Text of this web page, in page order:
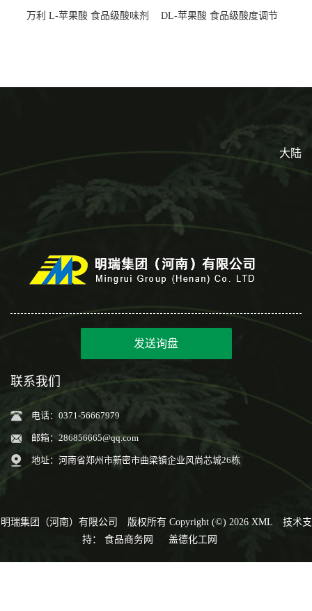
万利 L-苹果酸 食品级酸味剂
DL-苹果酸 食品级酸度调节
大陆
发送询盘
联系我们
电话：0371-56667979
邮箱： 286856665@qq.com
地址：河南省郑州市新密市曲梁镇企业风尚芯城26栋
明瑞集团（河南）有限公司 版权所有 Copyright (©) 2026 XML
技术支
持： 食品商务网 盖德化工网